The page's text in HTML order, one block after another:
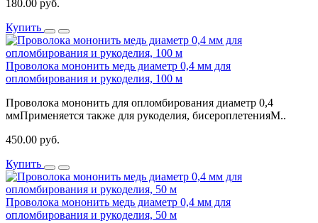
180.00 руб.
Купить
Проволока мононить медь диаметр 0,4 мм для
опломбирования и рукоделия, 100 м
Проволока мононить для опломбирования диаметр 0,4
ммПрименяется также для рукоделия, бисероплетенияМ..
450.00 руб.
Купить
Проволока мононить медь диаметр 0,4 мм для
опломбирования и рукоделия, 50 м